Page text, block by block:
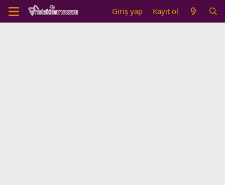
Giriş yap Kayıt ol